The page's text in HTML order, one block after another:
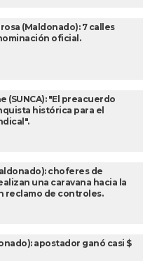
(Maldonado): 7 calles
oficial.
(SUNCA): "El preacuerdo
histórica para el
choferes de
una caravana hacia la
reclamo de controles.
apostador ganó casi $